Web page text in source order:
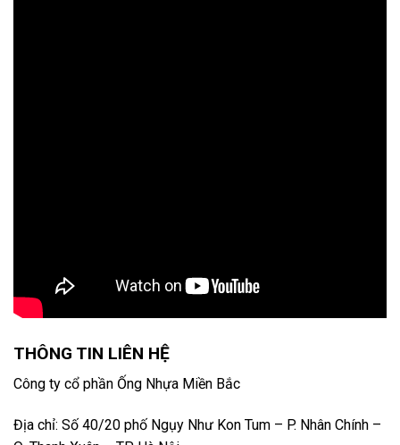
THÔNG TIN LIÊN HỆ
Công ty cổ phần Ống Nhựa Miền Bắc
Địa chỉ: Số 40/20 phố Ngụy Như Kon Tum – P. Nhân Chính –